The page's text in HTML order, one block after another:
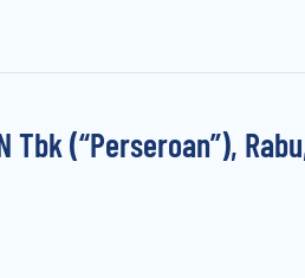
Tbk (“Perseroan”),